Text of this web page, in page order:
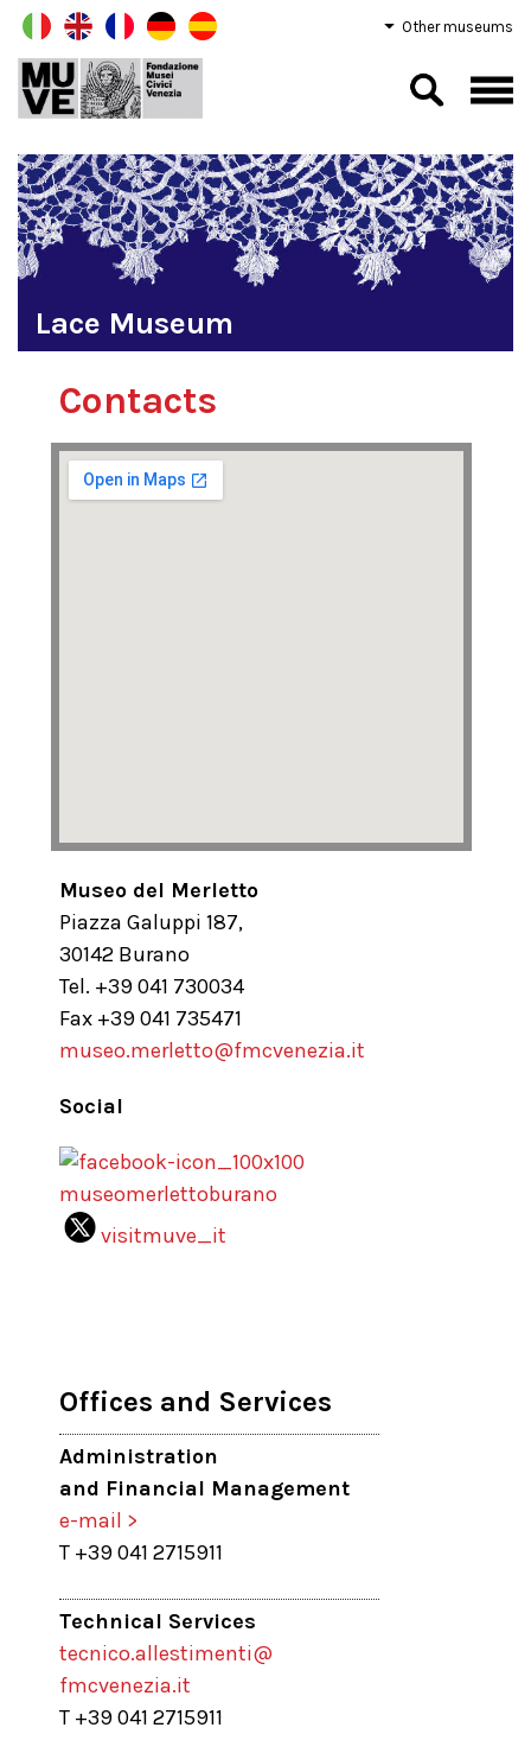
Other museums
Lace Museum
Contacts
Museo del Merletto
Piazza Galuppi 187,
30142 Burano
Tel. +39 041 730034
Fax +39 041 735471
museo.merletto@fmcvenezia.it
Social
museomerlettoburano
visitmuve_it
Offices and Services
Administration
and Financial Management
e-mail >
T +39 041 2715911
Technical Services
tecnico.allestimenti@
fmcvenezia.it
T +39 041 2715911